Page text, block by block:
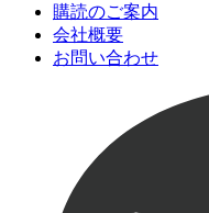
購読のご案内
会社概要
お問い合わせ